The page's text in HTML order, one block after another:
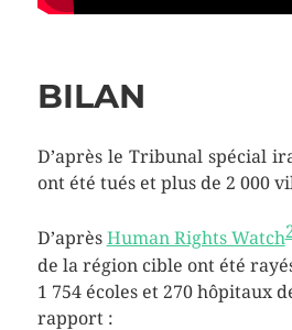
BILAN
D’après le Tribunal spécial
ont été tués et plus de 2 000
D’après Human Rights Watch
de la région cible ont été
1 754 écoles et 270 hôpitaux
rapport :